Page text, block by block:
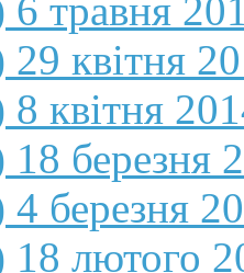
травня
квітня
квітня
березня
березня
лютого